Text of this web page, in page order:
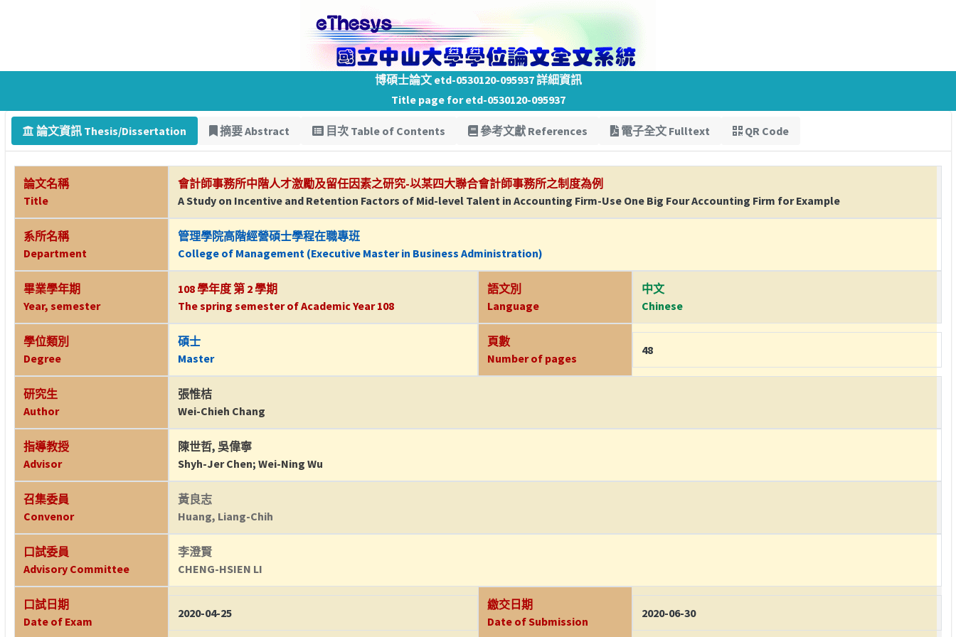
博碩士論文 etd-0530120-095937 詳細資訊
Title page for etd-0530120-095937
論文資訊 Thesis/Dissertation 摘要 Abstract 目次 Table of Contents 參考文獻 References 電子全文 Fulltext QR Code
論文名稱
Title
會計師事務所中階人才激勵及留任因素之研究-以某四大聯合會計師事務所之制度為例
A Study on Incentive and Retention Factors of Mid-level Talent in Accounting Firm-Use One Big Four Accounting Firm for Example
系所名稱
Department
管理學院高階經營碩士學程在職專班
College of Management (Executive Master in Business Administration)
畢業學年期
Year, semester
108 學年度 第 2 學期
The spring semester of Academic Year 108
語文別
Language
中文
Chinese
學位類別
Degree
碩士
Master
頁數
Number of pages
48
研究生
Author
張惟桔
Wei-Chieh Chang
指導教授
Advisor
陳世哲, 吳偉寧
Shyh-Jer Chen;Wei-Ning Wu
召集委員
Convenor
黃良志
Huang, Liang-Chih
口試委員
Advisory Committee
李澄賢
CHENG-HSIEN LI
口試日期
Date of Exam
2020-04-25
繳交日期
Date of Submission
2020-06-30